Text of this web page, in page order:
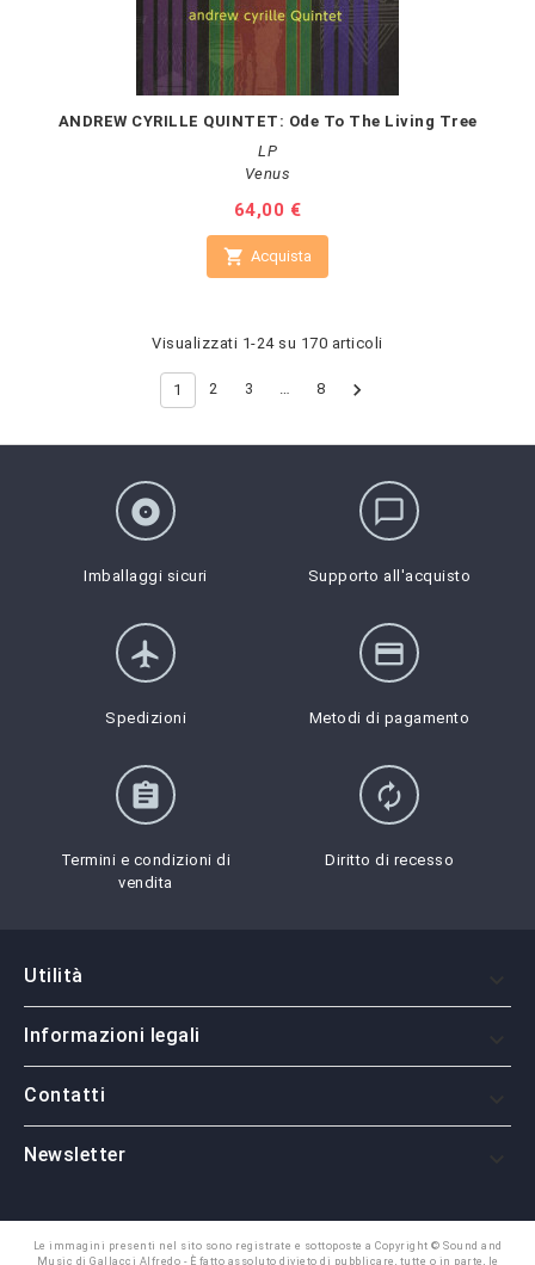
ANDREW CYRILLE QUINTET: Ode To The Living Tree
LP
Venus
Prezzo
64,00 €
 Acquista
Visualizzati 1-24 su 170 articoli
1 2 3 … 8 
album
Imballaggi sicuri
chat_bubble_outline
Supporto all'acquisto
flight
Spedizioni
credit_card
Metodi di pagamento
assignment
Termini e condizioni di
vendita
autorenew
Diritto di recesso
Utilità
Informazioni legali
Contatti
Newsletter
Le immagini presenti nel sito sono registrate e sottoposte a Copyright © Sound and
Music di Gallacci Alfredo - È fatto assoluto divieto di pubblicare, tutte o in parte, le